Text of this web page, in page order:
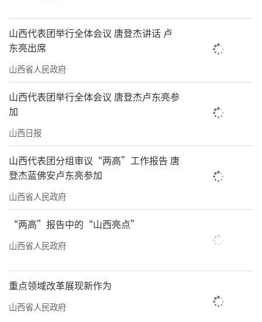
山西代表团举行全体会议 唐登杰讲话 卢
东亮出席
山西省人民政府
山西代表团举行全体会议 唐登杰卢东亮参
加
山西日报
山西代表团分组审议“两高”工作报告 唐
登杰蓝佛安卢东亮参加
山西省人民政府
“两高”报告中的“山西亮点”
山西省人民政府
重点领域改革展现新作为
山西省人民政府